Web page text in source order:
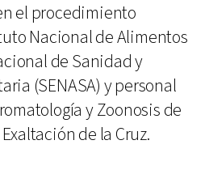
el procedimiento
Nacional de Alimentos
de Sanidad y
(SENASA) y personal
y Zoonosis de
de la Cruz.